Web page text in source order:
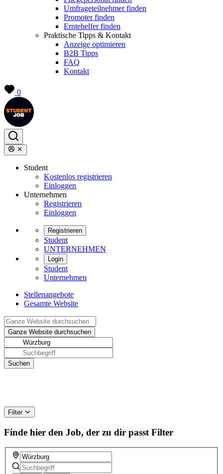
Umfrageteilnehmer finden
Promoter finden
Erntehelfer finden
Praktische Tipps & Kontakt
Anzeige optimieren
B2B Tipps
FAQ
Kontakt
0
Student
Kostenlos registrieren
Einloggen
Unternehmen
Registrieren
Einloggen
Registrieren
Student
UNTERNEHMEN
Login
Student
Unternehmen
Stellenangebote
Gesamte Website
Filter
Finde hier den Job, der zu dir passt Filter